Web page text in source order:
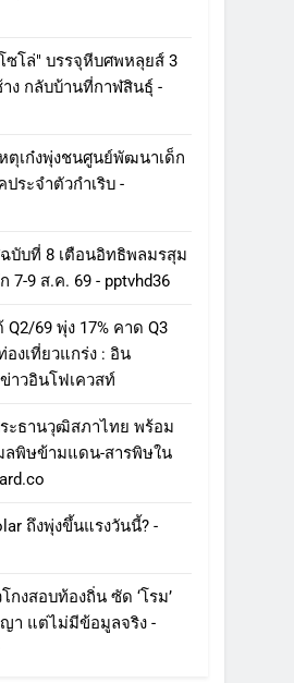
ซโล่" บรรจุหีบศพหลุยส์ 3
ง กลับบ้านที่กาฬสินธุ์ -
หตุเก๋งพุ่งชนศูนย์พัฒนาเด็ก
ระจำตัวกำเริบ -
บับที่ 8 เตือนอิทธิพลมรสุม
7-9 ส.ค. 69 - pptvhd36
Q2/69 พุ่ง 17% คาด Q3
งเที่ยวแกร่ง : อิน
าวอินโฟเควสท์
ะธานวุฒิสภาไทย พร้อม
พิษข้ามแดน-สารพิษใน
ถึงพุ่งขึ้นแรงวันนี้? -
กงสอบท้องถิ่น ซัด ‘โรม’
แต่ไม่มีข้อมูลจริง -